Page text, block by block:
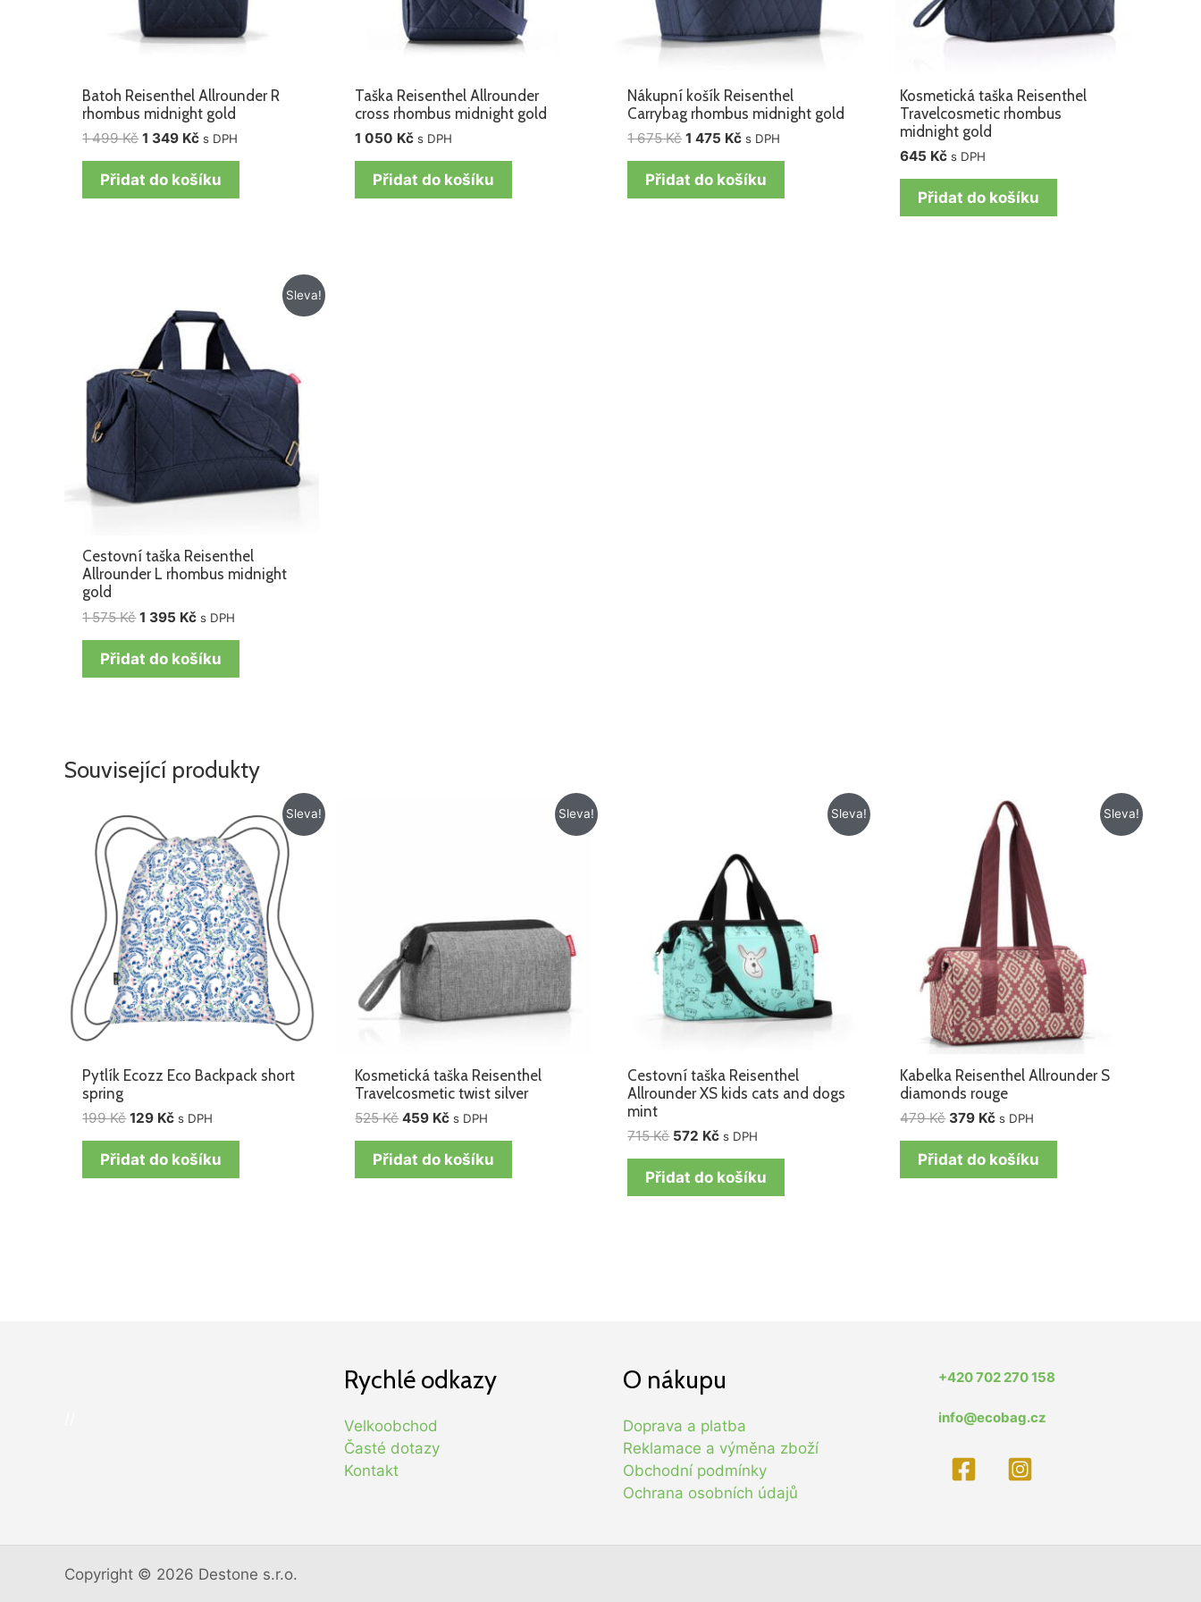
Batoh Reisenthel Allrounder R
rhombus midnight gold
1 499Kč 1 349 Kč s DPH
Přidat do košíku
Taška Reisenthel Allrounder
cross rhombus midnight gold
1 050 Kč s DPH
Přidat do košíku
Nákupní košík Reisenthel
Carrybag rhombus midnight gold
1 675Kč 1 475 Kč s DPH
Přidat do košíku
Kosmetická taška Reisenthel
Travelcosmetic rhombus
midnight gold
645 Kč s DPH
Přidat do košíku
Sleva!
Cestovní taška Reisenthel
Allrounder L rhombus midnight
gold
1 575Kč
byla:
575 Kč.
1 395 Kč
je:
395 Kč.
s DPH
Přidat do košíku
Související produkty
Sleva!
Pytlík Ecozz Eco Backpack short
spring
199Kč
cena
byla:
199 Kč.
129 Kč
je:
129 Kč.
s DPH
Přidat do košíku
Sleva!
Kosmetická taška Reisenthel
Travelcosmetic twist silver
525Kč 459 Kč s DPH
Přidat do košíku
Sleva!
Cestovní taška Reisenthel
Allrounder XS kids cats and dogs
mint
715Kč 572 Kč
572 Kč.
s DPH
Přidat do košíku
Sleva!
Kabelka Reisenthel Allrounder S
diamonds rouge
479Kč
Původní
byla:
479 Kč.
379 Kč
Aktuální
cena
je:
379 Kč.
s DPH
Přidat do košíku
Rychlé odkazy
Velkoobchod
Časté dotazy
Kontakt
O nákupu
Doprava a platba
Reklamace a výměna zboží
Obchodní podmínky
Ochrana osobních údajů
+420 702 270 158
info@ecobag.cz
Copyright © 2026 Destone s.r.o.